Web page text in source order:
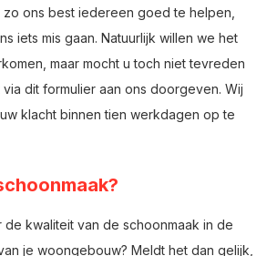
ons best iedereen goed te helpen,
iets mis gaan. Natuurlijk willen we het
maar mocht u toch niet tevreden
dit formulier aan ons doorgeven. Wij
klacht binnen tien werkdagen op te
kwaliteit van de schoonmaak in de
je woongebouw? Meldt het dan gelijk,